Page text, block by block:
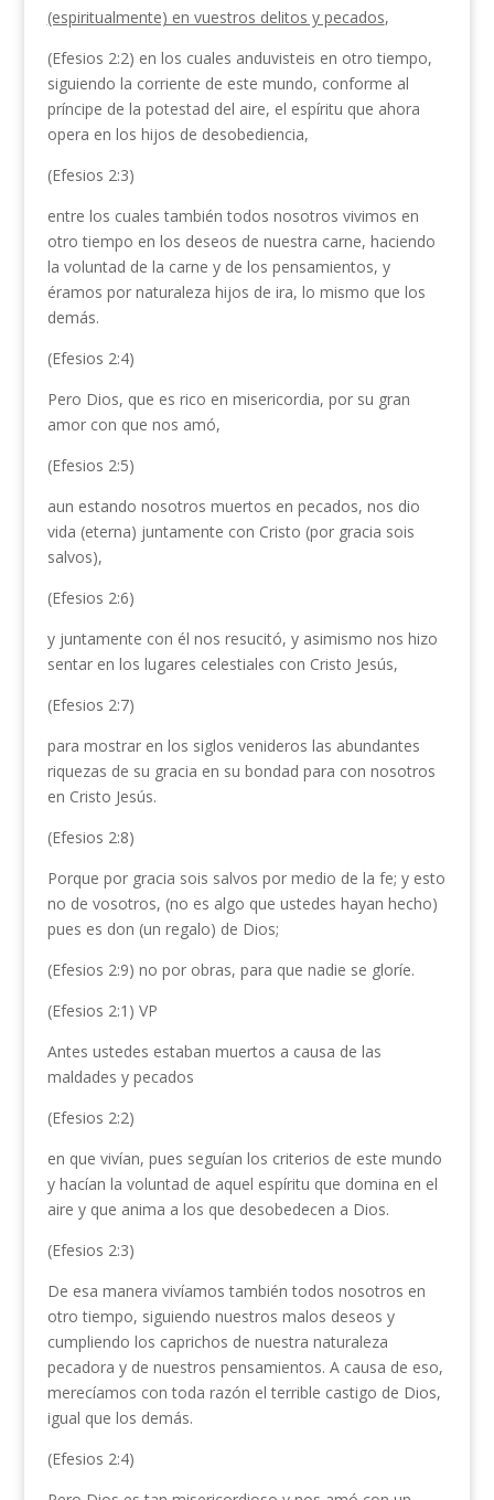
(espiritualmente) en vuestros delitos y pecados,
(Efesios 2:2) en los cuales anduvisteis en otro tiempo,
siguiendo la corriente de este mundo, conforme al
príncipe de la potestad del aire, el espíritu que ahora
opera en los hijos de desobediencia,
(Efesios 2:3)
entre los cuales también todos nosotros vivimos en
otro tiempo en los deseos de nuestra carne, haciendo
la voluntad de la carne y de los pensamientos, y
éramos por naturaleza hijos de ira, lo mismo que los
demás.
(Efesios 2:4)
Pero Dios, que es rico en misericordia, por su gran
amor con que nos amó,
(Efesios 2:5)
aun estando nosotros muertos en pecados, nos dio
vida (eterna) juntamente con Cristo (por gracia sois
salvos),
(Efesios 2:6)
y juntamente con él nos resucitó, y asimismo nos hizo
sentar en los lugares celestiales con Cristo Jesús,
(Efesios 2:7)
para mostrar en los siglos venideros las abundantes
riquezas de su gracia en su bondad para con nosotros
en Cristo Jesús.
(Efesios 2:8)
Porque por gracia sois salvos por medio de la fe; y esto
no de vosotros, (no es algo que ustedes hayan hecho)
pues es don (un regalo) de Dios;
(Efesios 2:9) no por obras, para que nadie se gloríe.
(Efesios 2:1) VP
Antes ustedes estaban muertos a causa de las
maldades y pecados
(Efesios 2:2)
en que vivían, pues seguían los criterios de este mundo
y hacían la voluntad de aquel espíritu que domina en el
aire y que anima a los que desobedecen a Dios.
(Efesios 2:3)
De esa manera vivíamos también todos nosotros en
otro tiempo, siguiendo nuestros malos deseos y
cumpliendo los caprichos de nuestra naturaleza
pecadora y de nuestros pensamientos. A causa de eso,
merecíamos con toda razón el terrible castigo de Dios,
igual que los demás.
(Efesios 2:4)